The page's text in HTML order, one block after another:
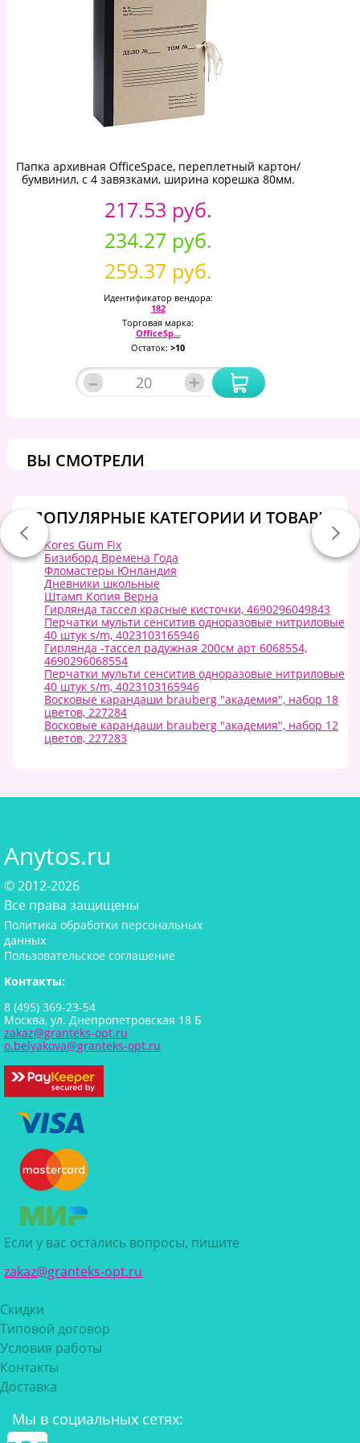
Папка архивная OfficeSpace, переплетный картон/
бумвинил, с 4 завязками, ширина корешка 80мм.
217.53 руб.
234.27 руб.
259.37 руб.
Идентификатор вендора:
182
Торговая марка:
OfficeSp...
Остаток: >10
– +
ВЫ СМОТРЕЛИ
ПОПУЛЯРНЫЕ КАТЕГОРИИ И ТОВАРЫ:
Kores Gum Fix
Бизиборд Времена Года
Фломастеры Юнландия
Дневники школьные
Штамп Копия Верна
Гирлянда тассел красные кисточки, 4690296049843
Перчатки мульти сенситив одноразовые нитриловые
40 штук s/m, 4023103165946
Гирлянда -тассел радужная 200см арт 6068554,
4690296068554
Перчатки мульти сенситив одноразовые нитриловые
40 штук s/m, 4023103165946
Восковые карандаши brauberg "академия", набор 18
цветов, 227284
Восковые карандаши brauberg "академия", набор 12
цветов, 227283
Anytos.ru
© 2012-2026
Все права защищены
Политика обработки персональных
данных
Пользовательское соглашение
Контакты:
8 (495) 369-23-54
Москва, ул. Днепропетровская 18 Б
zakaz@granteks-opt.ru
o.belyakova@granteks-opt.ru
Если у вас остались вопросы, пишите
zakaz@granteks-opt.ru
Скидки
Типовой договор
Условия работы
Контакты
Доставка
Мы в социальных сетях: